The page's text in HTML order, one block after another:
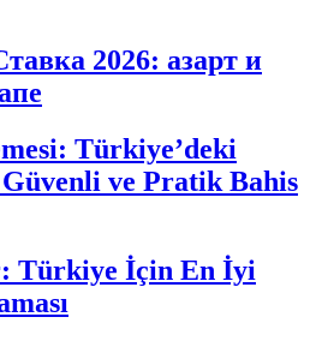
2026: азарт и
Türkiye’deki
ve Pratik Bahis
Türkiye İçin En İyi